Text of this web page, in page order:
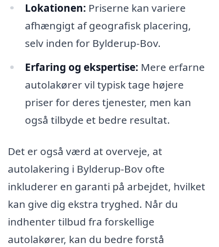
Lokationen: Priserne kan variere
afhængigt af geografisk placering,
selv inden for Bylderup-Bov.
Erfaring og ekspertise: Mere erfarne
autolakører vil typisk tage højere
priser for deres tjenester, men kan
også tilbyde et bedre resultat.
Det er også værd at overveje, at
autolakering i Bylderup-Bov ofte
inkluderer en garanti på arbejdet, hvilket
kan give dig ekstra tryghed. Når du
indhenter tilbud fra forskellige
autolakører, kan du bedre forstå